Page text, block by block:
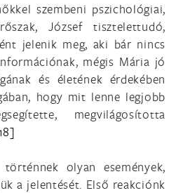
szembeni pszichológiai,
József tisztelettudó,
jelenik meg, aki bár nincs
mégis Mária jó
és életének érdekében
hogy mit lenne legjobb
megvilágosította
olyan események,
a jelentését. Első reakciónk